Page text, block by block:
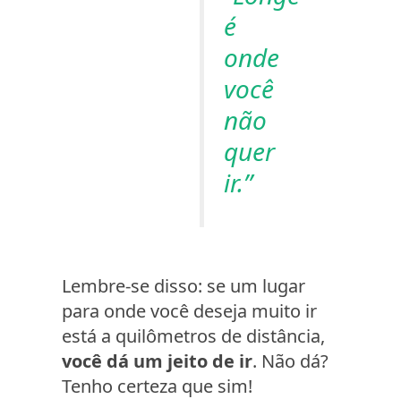
é
onde
você
não
quer
ir.”
Lembre-se disso: se um lugar
para onde você deseja muito ir
está a quilômetros de distância,
você dá um jeito de ir. Não dá?
Tenho certeza que sim!